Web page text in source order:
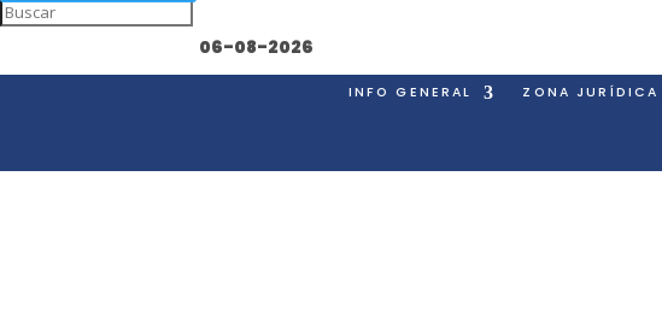
06-08-2026
INFO GENERAL ZONA JURÍDICA